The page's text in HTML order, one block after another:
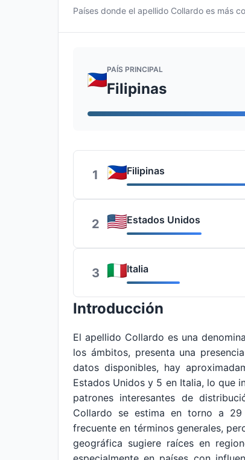
Países donde el apellido Collardo es más
PAÍS PRINCIPAL
Filipinas
1 Filipinas
2 Estados Unidos
3 Italia
Introducción
El apellido Collardo es una
los ámbitos, presenta una
datos disponibles, hay
Estados Unidos y 5 en Italia, lo que
patrones interesantes de
Collardo se estima en torno a
frecuente en términos generales,
geográfica sugiere raíces en